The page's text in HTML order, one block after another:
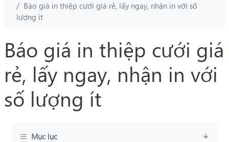
Báo giá in thiệp cưới giá rẻ, lấy ngay, nhận in với số
lượng ít
Báo giá in thiệp cưới giá
rẻ, lấy ngay, nhận in với
số lượng ít
Mục lục